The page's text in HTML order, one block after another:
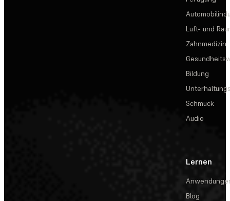
Luft- und
Zahnmedizin
Bildung
Schmuck
Audio
Lernen
Blog